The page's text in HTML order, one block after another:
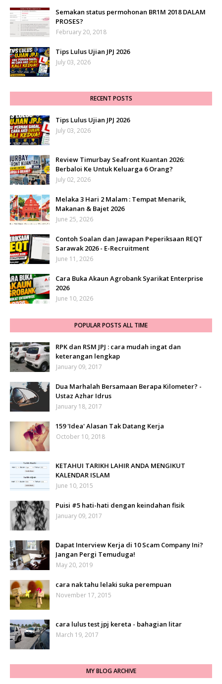
Semakan status permohonan BR1M 2018 DALAM
PROSES?
February 20, 2018
Tips Lulus Ujian JPJ 2026
July 03, 2026
RECENT POSTS
Tips Lulus Ujian JPJ 2026
July 03, 2026
Review Timurbay Seafront Kuantan 2026:
Berbaloi Ke Untuk Keluarga 6 Orang?
July 02, 2026
Melaka 3 Hari 2 Malam : Tempat Menarik,
Makanan & Bajet 2026
June 25, 2026
Contoh Soalan dan Jawapan Peperiksaan REQT
Sarawak 2026 - E-Recruitment
June 11, 2026
Cara Buka Akaun Agrobank Syarikat Enterprise
2026
June 10, 2026
POPULAR POSTS ALL TIME
RPK dan RSM JPJ : cara mudah ingat dan
keterangan lengkap
January 09, 2017
Dua Marhalah Bersamaan Berapa Kilometer? -
Ustaz Azhar Idrus
January 18, 2017
159 'Idea' Alasan Tak Datang Kerja
October 10, 2018
KETAHUI TARIKH LAHIR ANDA MENGIKUT
KALENDAR ISLAM
June 10, 2015
Puisi #5 hati-hati dengan keindahan fisik
January 09, 2017
Dapat Interview Kerja di 10 Scam Company Ini?
Jangan Pergi Temuduga!
May 20, 2019
cara nak tahu lelaki suka perempuan
November 17, 2015
cara lulus test jpj kereta - bahagian litar
March 19, 2017
MY BLOG ARCHIVE